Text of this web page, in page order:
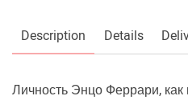
Description Details
Личность Энцо Феррари, как